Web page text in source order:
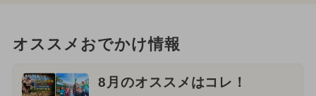
オススメおでかけ情報
8月のオススメはコレ！